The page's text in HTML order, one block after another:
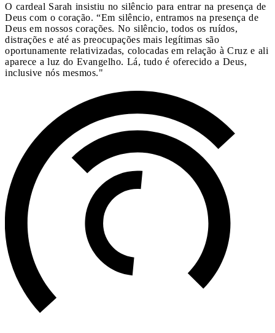
O cardeal Sarah insistiu no silêncio para entrar na presença de
Deus com o coração. “Em silêncio, entramos na presença de
Deus em nossos corações. No silêncio, todos os ruídos,
distrações e até as preocupações mais legítimas são
oportunamente relativizadas, colocadas em relação à Cruz e ali
aparece a luz do Evangelho. Lá, tudo é oferecido a Deus,
inclusive nós mesmos."